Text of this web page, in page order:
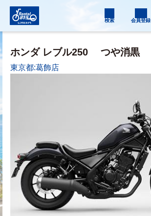
検索 会員登録
ホンダ レブル250 つや消黒
東京都:葛飾店